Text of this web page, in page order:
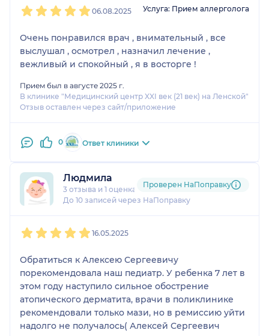
06.08.2025 Услуга: Прием аллерголога
Очень понравился врач , внимательный , все
выслушал , осмотрел , назначил лечение ,
вежливый и спокойный , я в восторге !
Прием был в августе 2025 г.
В клинике "Медицинский центр XXI век (21 век) на Ленской"
Отзыв оставлен через сайт/приложение
0 Ответ клиники
Людмила
3 отзыва и 1 оценка
До 10 записей через НаПоправку
Проверен НаПоправку
16.05.2025
Обратиться к Алексею Сергеевичу
порекомендовала наш педиатр. У ребенка 7 лет в
этом году наступило сильное обострение
атопического дерматита, врачи в поликлинике
рекомендовали только мази, но в ремиссию уйти
надолго не получалось( Алексей Сергеевич